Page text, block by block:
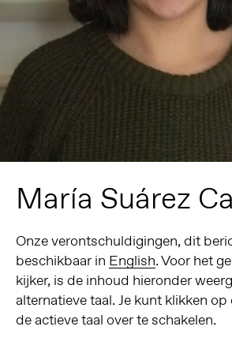
María Suárez
Onze verontschuldigingen, dit
beschikbaar in English. Voor het
kijker, is de inhoud hieronder
alternatieve taal. Je kunt klikken
de actieve taal over te schakelen.